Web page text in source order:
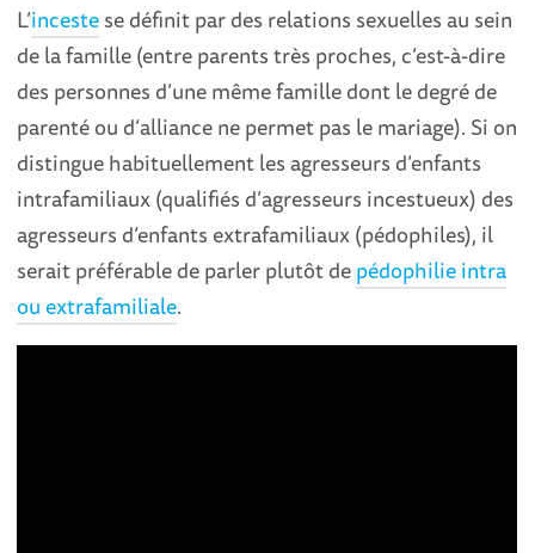
L’incestese définit par des relations sexuelles au sein
de la famille (entre parents très proches, c’est-à-dire
des personnes d’une même famille dont le degré de
parenté ou d’alliance ne permet pas le mariage). Si on
distingue habituellement les agresseurs d’enfants
intrafamiliaux (qualifiés d’agresseurs incestueux) des
agresseurs d’enfants extrafamiliaux (pédophiles), il
serait préférable de parler plutôt depédophilie intra
ou extrafamiliale.